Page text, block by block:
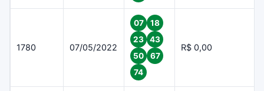
1780 07/05/2022
07
18
23
43
50
67
74
R$ 0,00